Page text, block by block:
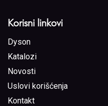
Korisni linkovi
Dyson
Katalozi
Novosti
Uslovi korišćenja
Kontakt